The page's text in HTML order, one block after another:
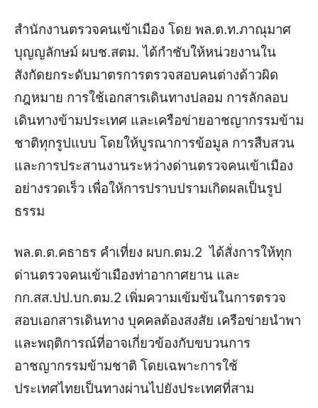
สำนักงานตรวจคนเข้าเมือง โดย พล.ต.ท.ภาณุมาศ
บุญญลักษม์ ผบช.สตม. ได้กำชับให้หน่วยงานใน
สังกัดยกระดับมาตรการตรวจสอบคนต่างด้าวผิด
กฎหมาย การใช้เอกสารเดินทางปลอม การลักลอบ
เดินทางข้ามประเทศ และเครือข่ายอาชญากรรมข้าม
ชาติทุกรูปแบบ โดยให้บูรณาการข้อมูล การสืบสวน
และการประสานงานระหว่างด่านตรวจคนเข้าเมือง
อย่างรวดเร็ว เพื่อให้การปราบปรามเกิดผลเป็นรูป
ธรรม
พล.ต.ต.คธาธร คำเที่ยง ผบก.ตม.2 ได้สั่งการให้ทุก
ด่านตรวจคนเข้าเมืองท่าอากาศยาน และ
กก.สส.ปป.บก.ตม.2 เพิ่มความเข้มข้นในการตรวจ
สอบเอกสารเดินทาง บุคคลต้องสงสัย เครือข่ายนำพา
และพฤติการณ์ที่อาจเกี่ยวข้องกับขบวนการ
อาชญากรรมข้ามชาติ โดยเฉพาะการใช้
ประเทศไทยเป็นทางผ่านไปยังประเทศที่สาม